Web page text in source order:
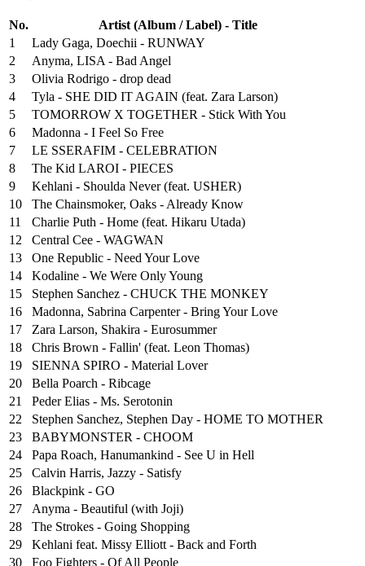
No.
Artist (Album / Label) - Title
1
Lady Gaga, Doechii - RUNWAY
2
Anyma, LISA - Bad Angel
3
Olivia Rodrigo - drop dead
4
Tyla - SHE DID IT AGAIN (feat. Zara Larson)
5
TOMORROW X TOGETHER - Stick With You
6
Madonna - I Feel So Free
7
LE SSERAFIM - CELEBRATION
8
The Kid LAROI - PIECES
9
Kehlani - Shoulda Never (feat. USHER)
10
The Chainsmoker, Oaks - Already Know
11
Charlie Puth - Home (feat. Hikaru Utada)
12
Central Cee - WAGWAN
13
One Republic - Need Your Love
14
Kodaline - We Were Only Young
15
Stephen Sanchez - CHUCK THE MONKEY
16
Madonna, Sabrina Carpenter - Bring Your Love
17
Zara Larson, Shakira - Eurosummer
18
Chris Brown - Fallin' (feat. Leon Thomas)
19
SIENNA SPIRO - Material Lover
20
Bella Poarch - Ribcage
21
Peder Elias - Ms. Serotonin
22
Stephen Sanchez, Stephen Day - HOME TO MOTHER
23
BABYMONSTER - CHOOM
24
Papa Roach, Hanumankind - See U in Hell
25
⁠Calvin Harris, Jazzy - Satisfy
26
Blackpink - GO
27
Anyma - Beautiful (with Joji)
28
The Strokes - Going Shopping
29
Kehlani feat. Missy Elliott - Back and Forth
30
Foo Fighters - Of All People